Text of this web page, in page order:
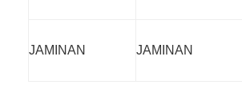
JAMINAN JAMINAN